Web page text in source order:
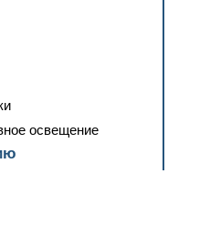
освещение